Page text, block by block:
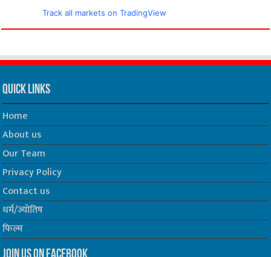
Track all markets on TradingView
Quick Links
Home
About us
Our Team
Privacy Policy
Contact us
धर्म/ज्योतिष
फिल्म